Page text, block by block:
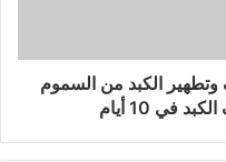
وتطهير الكبد من السموم
10 أيام